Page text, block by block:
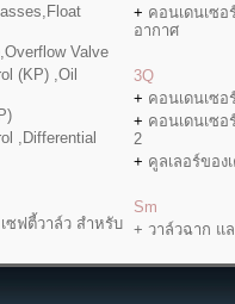
Valve
(KP) ,Oil
,Differential
ซฟตี้วาล์ว สำหรับ
+ คอนเดนเซ
อากาศ
3Q
+ คอนเดนเซ
+ คอนเดนเซ
2
+ คูลเลอร์ของ
Sm
+ วาล์วฉาก แ